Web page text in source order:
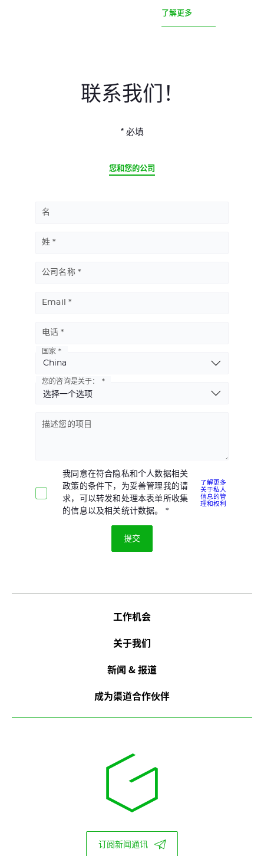
了解更多
联系我们！
* 必填
CURRENT
您和您的公司
名
姓
公司名称
Email
电话
Basic
Address
国家
您的咨询是关于：
描述您的项目
我同意在符合隐私和个人数据相关
政策的条件下，为妥善管理我的请
求，可以转发和处理本表单所收集
的信息以及相关统计数据。
了解更多
关于私人
信息的管
理和权利
工作机会
关于我们
新闻 & 报道
成为渠道合作伙伴
订阅新闻通讯